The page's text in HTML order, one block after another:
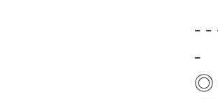
- -
-
◎